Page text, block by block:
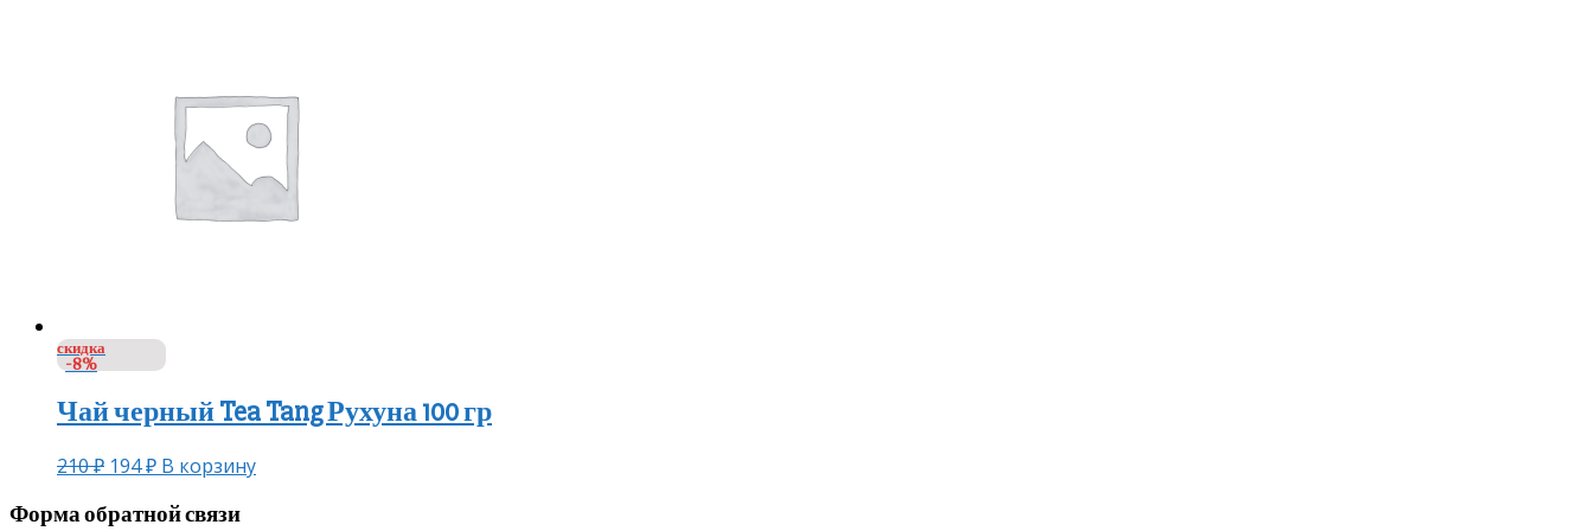
скидка
-8%
Чай черный Tea Tang Рухуна 100 гр
210₽ 194₽ В корзину
Форма обратной связи